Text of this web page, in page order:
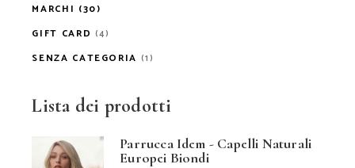
MARCHI (30)
GIFT CARD (4)
SENZA CATEGORIA (1)
Lista dei prodotti
Parrucca Idem - Capelli Naturali
Europei Biondi